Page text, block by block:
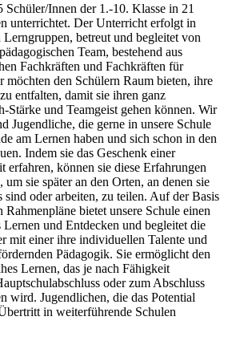
Innen der 1.-10. Klasse in 21
unterrichtet. Der Unterricht erfolgt in
betreut und begleitet von
Team, bestehend aus
Fachkräften und Fachkräften für
möchten den Schülern Raum bieten, ihre
entfalten, damit sie ihren ganz
Stärke und Teamgeist gehen können. Wir
Jugendliche, die gerne in unsere Schule
am Lernen haben und sich schon in den
Indem sie das Geschenk einer
erfahren, können sie diese Erfahrungen
sie später an den Orten, an denen sie
sind oder arbeiten, zu teilen. Auf der Basis
bietet unsere Schule einen
Lernen und Entdecken und begleitet die
mit einer ihre individuellen Talente und
Pädagogik. Sie ermöglicht den
Lernen, das je nach Fähigkeit
oder zum Abschluss
wird. Jugendlichen, die das Potential
in weiterführende Schulen